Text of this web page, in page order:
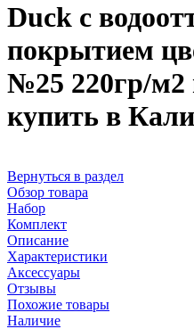
Duck с
покрытием
№25 220гр/м2
купить в
Вернуться в раздел
Обзор товара
Набор
Комплект
Описание
Характеристики
Аксессуары
Отзывы
Похожие товары
Наличие